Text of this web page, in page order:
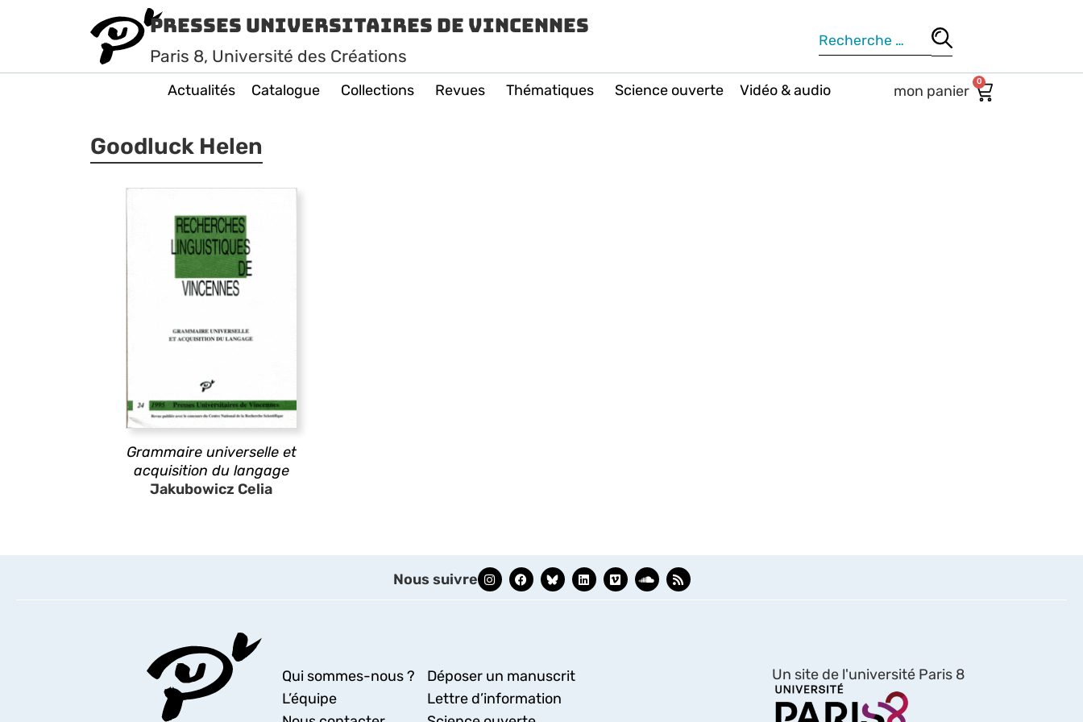
Presses Universitaires de Vincennes
Paris 8, Université des Créations
Actualités Catalogue Collections Revues Thématiques Science ouverte Vidéo & audio 0
Goodluck Helen
Grammaire universelle et
acquisition du langage
Jakubowicz Celia
Nous suivre
Qui sommes-nous ?
L’équipe
Déposer un manuscrit
Lettre d’information
Un site de l'université Paris 8